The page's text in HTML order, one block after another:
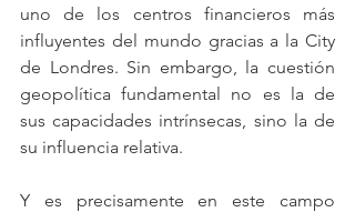
uno de los centros financieros más
influyentes del mundo gracias a la City
de Londres. Sin embargo, la cuestión
geopolítica fundamental no es la de
sus capacidades intrínsecas, sino la de
su influencia relativa.
Y es precisamente en este campo